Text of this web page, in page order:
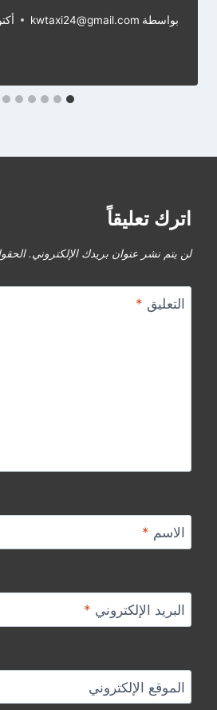
بواسطة kwtaxi24@gmail.com أكتوبر
اترك تعليقاً
لن يتم نشر عنوان بريدك الإلكتروني.
التعليق *
الاسم *
البريد الإلكتروني *
الموقع الإلكتروني